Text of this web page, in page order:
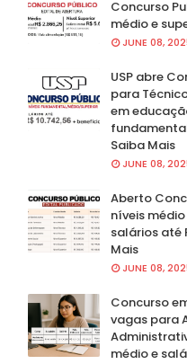
Concurso
médio e
JUNE 08,
USP abre
para
em
Saiba Mais
JUNE 08,
Aberto
níveis
salários até
Mais
JUNE 08,
Concurso
vagas para
médio e